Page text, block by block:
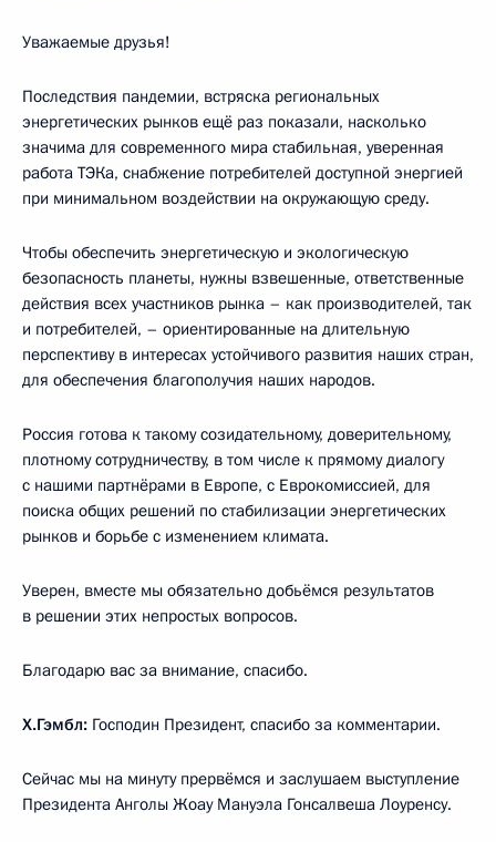
Уважаемые друзья!
Последствия пандемии, встряска региональных
энергетических рынков ещё раз показали, насколько
значима для современного мира стабильная, уверенная
работа ТЭКа, снабжение потребителей доступной энергией
при минимальном воздействии на окружающую среду.
Чтобы обеспечить энергетическую и экологическую
безопасность планеты, нужны взвешенные, ответственные
действия всех участников рынка – как производителей, так
и потребителей, – ориентированные на длительную
перспективу в интересах устойчивого развития наших стран,
для обеспечения благополучия наших народов.
Россия готова к такому созидательному, доверительному,
плотному сотрудничеству, в том числе к прямому диалогу
с нашими партнёрами в Европе, с Еврокомиссией, для
поиска общих решений по стабилизации энергетических
рынков и борьбе с изменением климата.
Уверен, вместе мы обязательно добьёмся результатов
в решении этих непростых вопросов.
Благодарю вас за внимание, спасибо.
Х.Гэмбл: Господин Президент, спасибо за комментарии.
Сейчас мы на минуту прервёмся и заслушаем выступление
Президента Анголы Жоау Мануэла Гонсалвеша Лоуренсу.